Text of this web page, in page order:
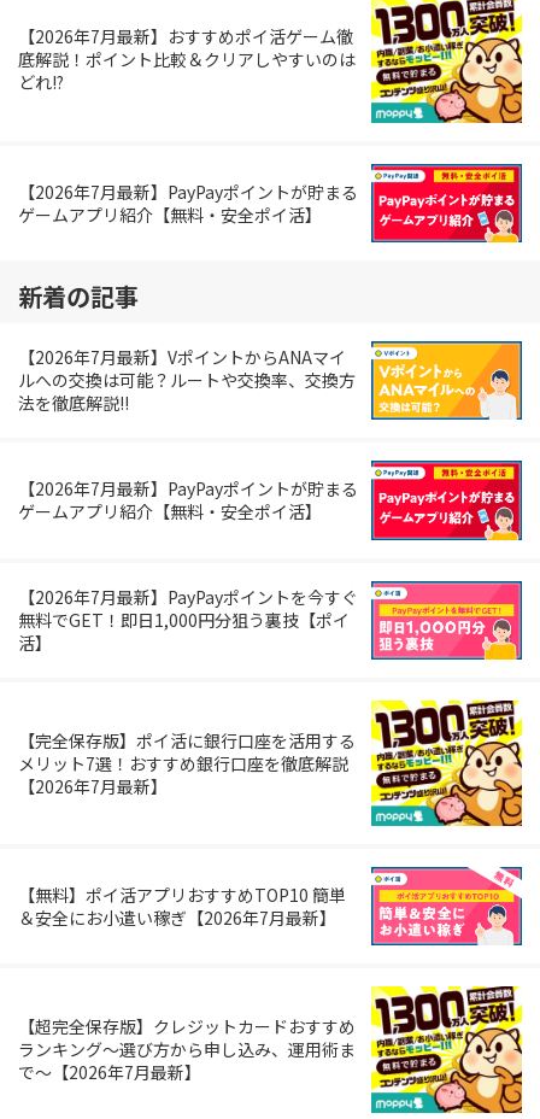
【2026年7月最新】おすすめポイ活ゲーム徹
底解説！ポイント比較＆クリアしやすいのは
どれ!?
【2026年7月最新】PayPayポイントが貯まる
ゲームアプリ紹介【無料・安全ポイ活】
新着の記事
【2026年7月最新】VポイントからANAマイ
ルへの交換は可能？ルートや交換率、交換方
法を徹底解説!!
【2026年7月最新】PayPayポイントが貯まる
ゲームアプリ紹介【無料・安全ポイ活】
【2026年7月最新】PayPayポイントを今すぐ
無料でGET！即日1,000円分狙う裏技【ポイ
活】
【完全保存版】ポイ活に銀行口座を活用する
メリット7選！おすすめ銀行口座を徹底解説
【2026年7月最新】
【無料】ポイ活アプリおすすめTOP10 簡単
＆安全にお小遣い稼ぎ【2026年7月最新】
【超完全保存版】クレジットカードおすすめ
ランキング～選び方から申し込み、運用術ま
で～【2026年7月最新】